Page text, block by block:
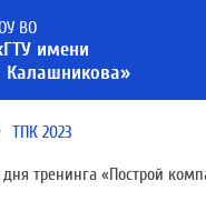
ВО
имени
Калашникова»
ТПК 2023
дня тренинга «Построй